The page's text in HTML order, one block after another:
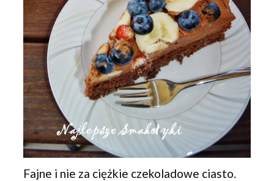
Fajne i nie za ciężkie czekoladowe ciasto.